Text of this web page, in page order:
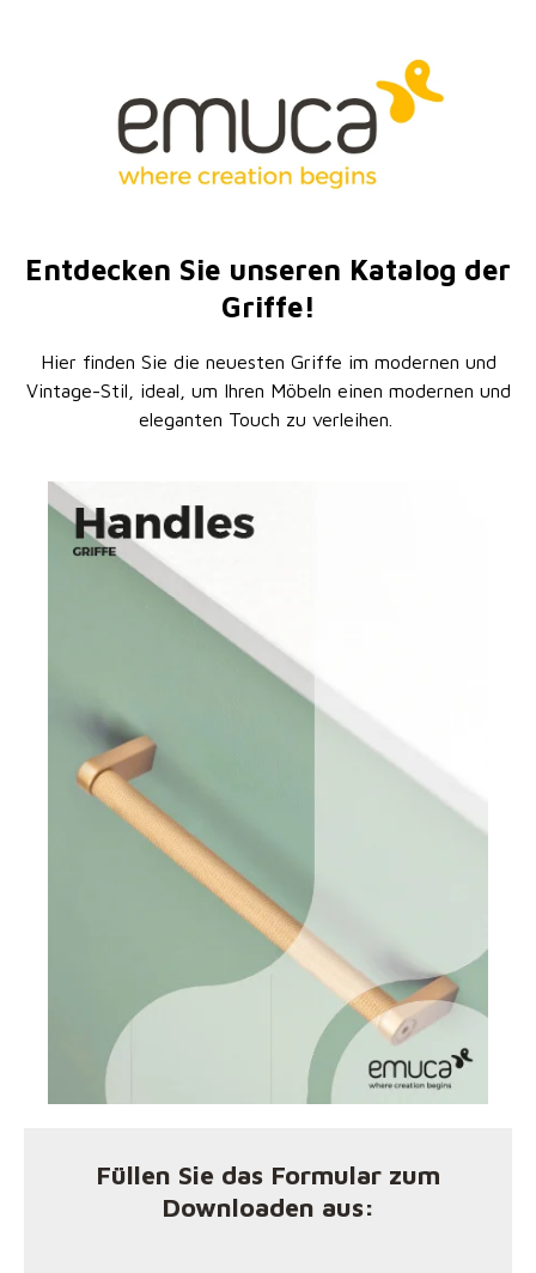
Entdecken Sie unseren Katalog der
Griffe!
Hier finden Sie die neuesten Griffe im modernen und
Vintage-Stil, ideal, um Ihren Möbeln einen modernen und
eleganten Touch zu verleihen.
Füllen Sie das Formular zum
Downloaden aus: